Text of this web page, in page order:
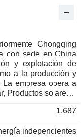
Chongqing
con sede en China
y explotación de
a la producción y
empresa opera a
Productos solares y
componentes
y extranjeros, y
1.687
independientes